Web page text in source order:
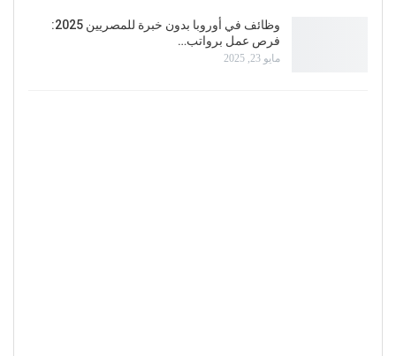
وظائف في أوروبا بدون خبرة للمصريين 2025:
فرص عمل برواتب…
مايو 23, 2025